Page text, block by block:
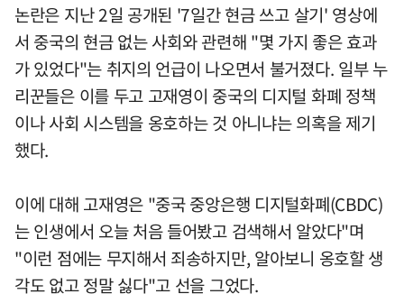
논란은 지난 2일 공개된 '7일간 현금 쓰고 살기' 영상에
서 중국의 현금 없는 사회와 관련해 "몇 가지 좋은 효과
가 있었다"는 취지의 언급이 나오면서 불거졌다. 일부 누
리꾼들은 이를 두고 고재영이 중국의 디지털 화폐 정책
이나 사회 시스템을 옹호하는 것 아니냐는 의혹을 제기
했다.
이에 대해 고재영은 "중국 중앙은행 디지털화폐(CBDC)
는 인생에서 오늘 처음 들어봤고 검색해서 알았다"며
"이런 점에는 무지해서 죄송하지만, 알아보니 옹호할 생
각도 없고 정말 싫다"고 선을 그었다.